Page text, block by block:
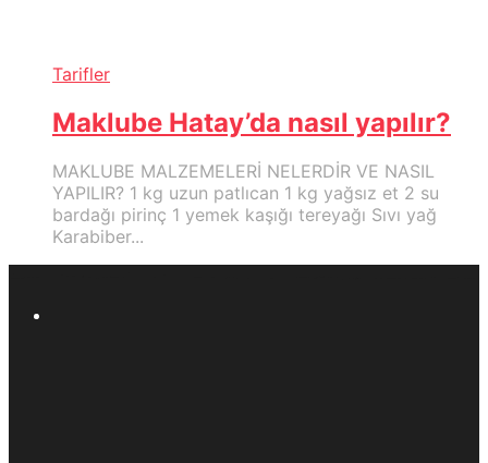
Tarifler
Maklube Hatay’da nasıl yapılır?
MAKLUBE MALZEMELERİ NELERDİR VE NASIL
YAPILIR? 1 kg uzun patlıcan 1 kg yağsız et 2 su
bardağı pirinç 1 yemek kaşığı tereyağı Sıvı yağ
Karabiber...